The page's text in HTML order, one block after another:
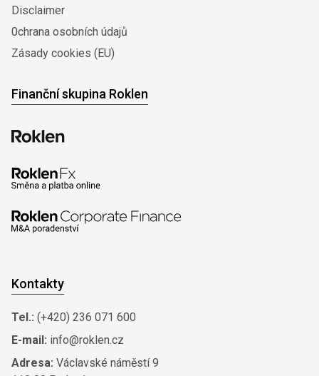
Disclaimer
0chrana osobních údajů
Zásady cookies (EU)
Finanční skupina Roklen
Kontakty
Tel.: (+420) 236 071 600
E-mail: info@roklen.cz
Adresa: Václavské náměstí 9